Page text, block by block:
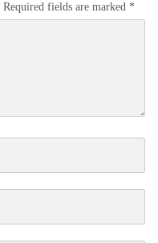
Required fields are marked *